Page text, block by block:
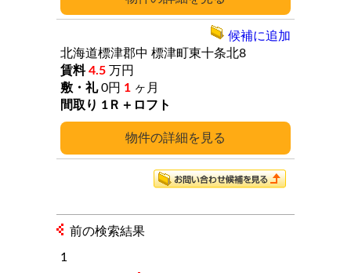
詳細
北海道標津郡中 標津町東十条北8
4.5 万円
0円 1 ヶ月
1Ｒ＋ロフト
候補に追加
前の検索結果
1